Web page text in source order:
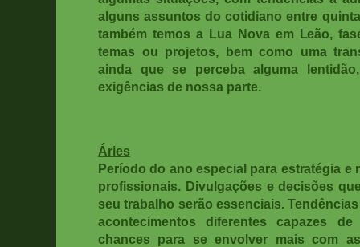
alguns assuntos do cotidiano entre
também temos a Lua Nova em Leão,
temas ou projetos, bem como uma
ainda que se perceba alguma
exigências de nossa parte.
Áries
Período do ano especial para estratégia
profissionais. Divulgações e decisões
seu trabalho serão essenciais.
acontecimentos diferentes capazes
chances para se envolver mais com